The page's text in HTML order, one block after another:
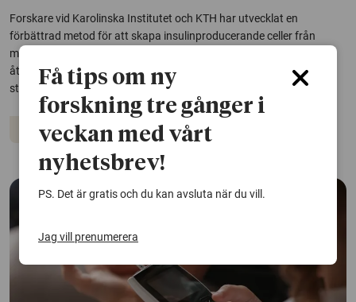
Forskare vid Karolinska Institutet och KTH har utvecklat en
förbättrad metod för att skapa insulinproducerande celler från
mänskliga stamceller. Cellerna fungerar väl i laboratoriet och kan
återställa blodsockerkontroll hos möss med diabetes, enligt en ny
studie.
Diabetes Stamceller
Få tips om ny
forskning tre gånger i
veckan med vårt
nyhetsbrev!
PS. Det är gratis och du kan avsluta när du vill.
Jag vill prenumerera